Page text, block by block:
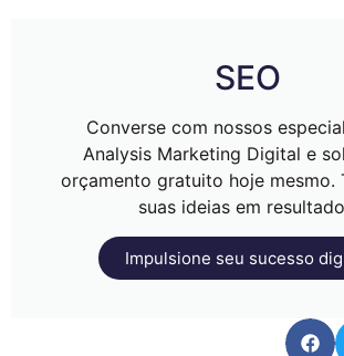
SEO
Converse com nossos
Analysis Marketing Digital e
orçamento gratuito hoje mesmo.
suas ideias em
Impulsione seu sucesso